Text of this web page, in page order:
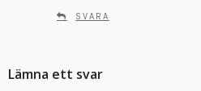
SVARA
Lämna ett svar